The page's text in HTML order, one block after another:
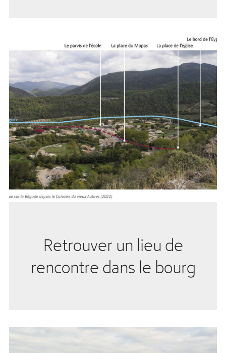
Retrouver un lieu de
rencontre dans le bourg